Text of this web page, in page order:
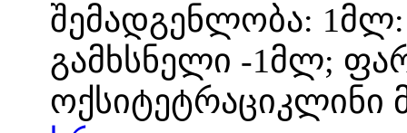
შემადგენლობა:
გამხსნელი -1მლ;
ოქსიტეტრაციკლინი